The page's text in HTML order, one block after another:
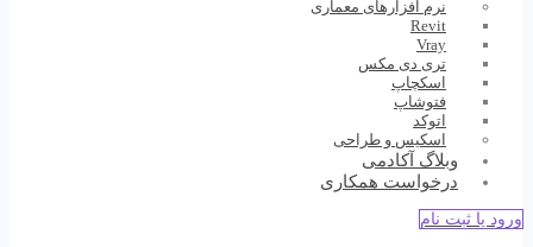
نرم افزارهای معماری
Revit
Vray
تری دی مکس
اسکچاپ
فتوشاپ
اتوکد
اسکیس و طراحی
وبلاگ آکادمی
درخواست همکاری
ورود یا ثبت نام